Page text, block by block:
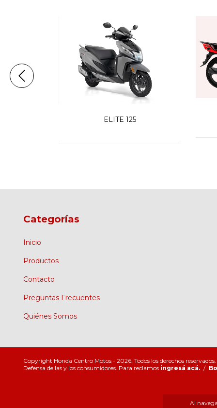
Al
ELITE 125
Categorías
Inicio
Productos
Contacto
Preguntas Frecuentes
Quiénes Somos
Copyright Honda Centro Motos - 2026. Todos los derechos reservados.
Defensa de las y los consumidores. Para reclamos ingresá acá. /